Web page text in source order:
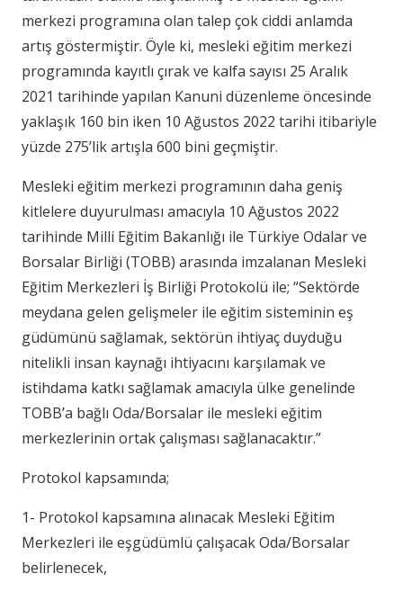
merkezi programına olan talep çok ciddi anlamda
artış göstermiştir. Öyle ki, mesleki eğitim merkezi
programında kayıtlı çırak ve kalfa sayısı 25 Aralık
2021 tarihinde yapılan Kanuni düzenleme öncesinde
yaklaşık 160 bin iken 10 Ağustos 2022 tarihi itibariyle
yüzde 275’lik artışla 600 bini geçmiştir.
Mesleki eğitim merkezi programının daha geniş
kitlelere duyurulması amacıyla 10 Ağustos 2022
tarihinde Milli Eğitim Bakanlığı ile Türkiye Odalar ve
Borsalar Birliği (TOBB) arasında imzalanan Mesleki
Eğitim Merkezleri İş Birliği Protokolü ile; “Sektörde
meydana gelen gelişmeler ile eğitim sisteminin eş
güdümünü sağlamak, sektörün ihtiyaç duyduğu
nitelikli insan kaynağı ihtiyacını karşılamak ve
istihdama katkı sağlamak amacıyla ülke genelinde
TOBB’a bağlı Oda/Borsalar ile mesleki eğitim
merkezlerinin ortak çalışması sağlanacaktır.”
Protokol kapsamında;
1- Protokol kapsamına alınacak Mesleki Eğitim
Merkezleri ile eşgüdümlü çalışacak Oda/Borsalar
belirlenecek,